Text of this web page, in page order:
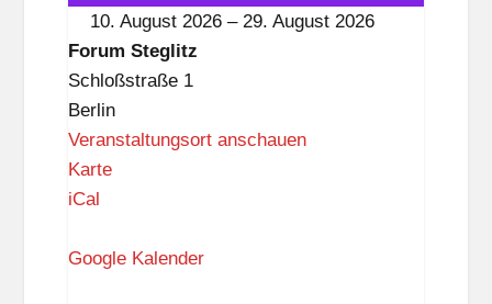
i
t
z
Forum
Steglitz
10. August 2026 – 29. August 2026
Forum Steglitz
Schloßstraße 1
Berlin
Veranstaltungsort anschauen
KarteF
u
iCal
Google Kalender